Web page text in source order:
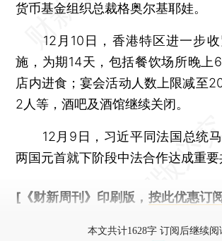
货币基金组织总裁格奥尔基耶娃。
12月10日，香港特区进一步收
施，为期14天，包括餐饮场所晚上
店内进食；宴会活动人数上限减至
2人等，酒吧及酒馆继续关闭。
12月9日，习近平同法国总统马
两国元首就下阶段中法合作达成重要
[《财新周刊》印刷版， 按此优惠订
本文共计1628字 订阅后继续阅